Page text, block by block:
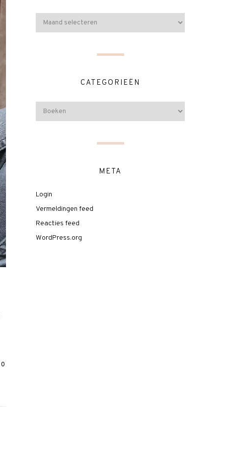
0
CATEGORIEËN
META
Login
Vermeldingen feed
Reacties feed
WordPress.org